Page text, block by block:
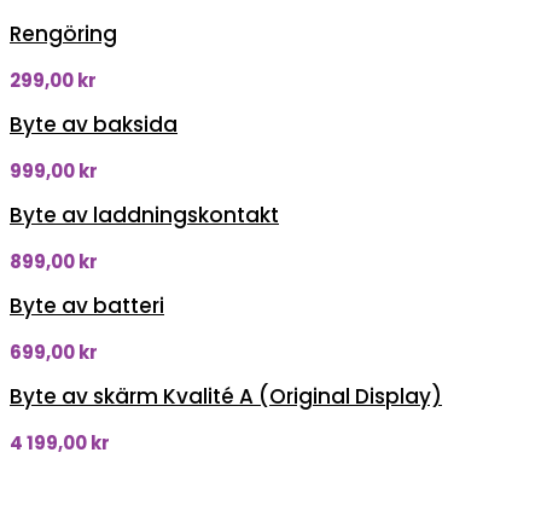
Rengöring
299,00kr
Byte av baksida
999,00kr
Byte av laddningskontakt
899,00kr
Byte av batteri
699,00kr
Byte av skärm Kvalité A (Original Display)
4 199,00kr